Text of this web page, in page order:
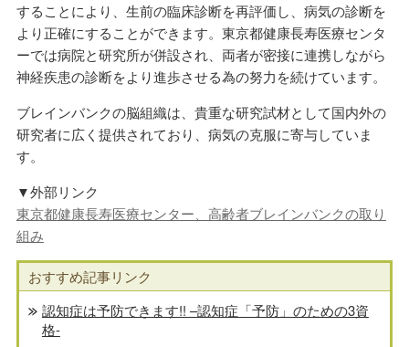
することにより、生前の臨床診断を再評価し、病気の診断を
より正確にすることができます。東京都健康長寿医療センタ
ーでは病院と研究所が併設され、両者が密接に連携しながら
神経疾患の診断をより進歩させる為の努力を続けています。
ブレインバンクの脳組織は、貴重な研究試材として国内外の
研究者に広く提供されており、病気の克服に寄与していま
す。
▼外部リンク
東京都健康長寿医療センター、高齢者ブレインバンクの取り
組み
おすすめ記事リンク
認知症は予防できます!! –認知症「予防」のための3資
格-